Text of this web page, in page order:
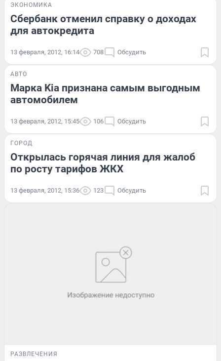
ЭКОНОМИКА
Сбербанк отменил справку о доходах
для автокредита
13 февраля, 2012, 16:14 708 Обсудить
АВТО
Марка Kia признана самым выгодным
автомобилем
13 февраля, 2012, 15:45 106 Обсудить
ГОРОД
Открылась горячая линия для жалоб
по росту тарифов ЖКХ
13 февраля, 2012, 15:36 123 Обсудить
РАЗВЛЕЧЕНИЯ